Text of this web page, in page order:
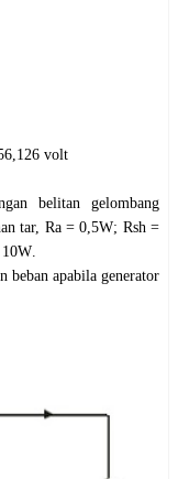
volt
belitan gelombang
tar, Ra = 0,5W; Rsh =
W
beban apabila generator